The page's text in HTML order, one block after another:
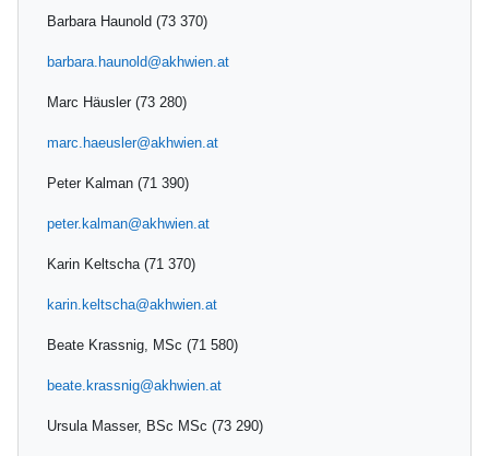
Barbara Haunold (73 370)
barbara.haunold@akhwien.at
Marc Häusler (73 280)
marc.haeusler@akhwien.at
Peter Kalman (71 390)
peter.kalman@akhwien.at
Karin Keltscha (71 370)
karin.keltscha@akhwien.at
Beate Krassnig, MSc (71 580)
beate.krassnig@akhwien.at
Ursula Masser, BSc MSc (73 290)